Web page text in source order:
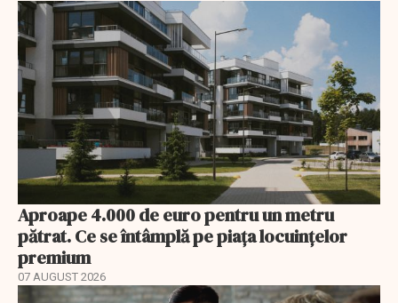
Aproape 4.000 de euro pentru un metru
pătrat. Ce se întâmplă pe piața locuințelor
premium
07 AUGUST 2026